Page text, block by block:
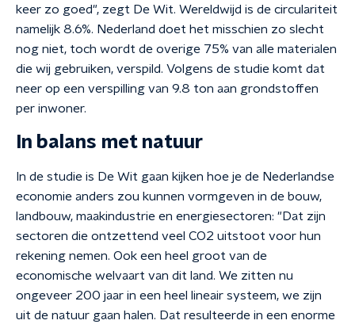
keer zo goed", zegt De Wit. Wereldwijd is de circulariteit
namelijk 8.6%. Nederland doet het misschien zo slecht
nog niet, toch wordt de overige 75% van alle materialen
die wij gebruiken, verspild. Volgens de studie komt dat
neer op een verspilling van 9.8 ton aan grondstoffen
per inwoner.
In balans met natuur
In de studie is De Wit gaan kijken hoe je de Nederlandse
economie anders zou kunnen vormgeven in de bouw,
landbouw, maakindustrie en energiesectoren: "Dat zijn
sectoren die ontzettend veel CO2 uitstoot voor hun
rekening nemen. Ook een heel groot van de
economische welvaart van dit land. We zitten nu
ongeveer 200 jaar in een heel lineair systeem, we zijn
uit de natuur gaan halen. Dat resulteerde in een enorme